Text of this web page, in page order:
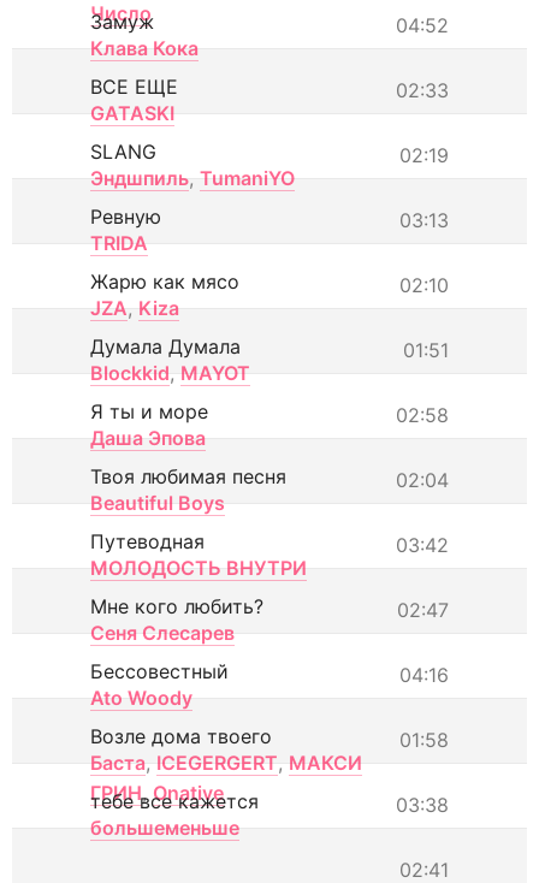
Число
04:52
Замуж
Клава Кока
02:33
ВСЕ ЕЩЕ
GATASKI
02:19
SLANG
Эндшпиль, TumaniYO
03:13
Ревную
TRIDA
02:10
Жарю как мясо
JZA, Kiza
01:51
Думала Думала
Blockkid, MAYOT
02:58
Я ты и море
Даша Эпова
02:04
Твоя любимая песня
Beautiful Boys
03:42
Путеводная
МОЛОДОСТЬ ВНУТРИ
02:47
Мне кого любить?
Сеня Слесарев
04:16
Бессовестный
Ato Woody
01:58
Возле дома твоего
Баста, ICEGERGERT, МАКСИ
ГРИН, Onative 03:38
тебе все кажется
большеменьше
02:41